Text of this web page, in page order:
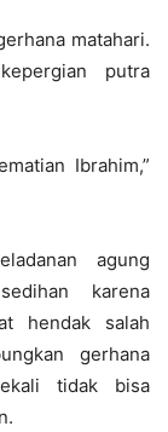
matahari.
putra
Ibrahim,”
agung
karena
hendak salah
gerhana
tidak bisa